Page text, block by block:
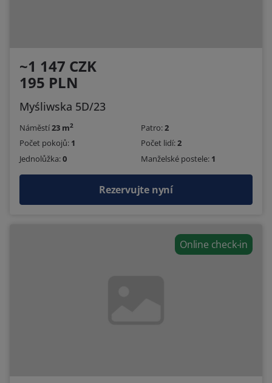
~1 147 CZK
195 PLN
Myśliwska 5D/23
Náměstí23 m2 Patro:2
Počet pokojů: 1 Počet lidí:2
Jednolůžka:0 Manželské postele: 1
Rezervujte nyní
Online check-in